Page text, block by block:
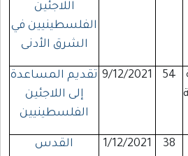
اللاجئين
الفلسطينيين في
الشرق الأدنى
54
9/12/2021 تقديم المساعدة
إلى اللاجئين
الفلسطينيين
38
1/12/2021 القدس